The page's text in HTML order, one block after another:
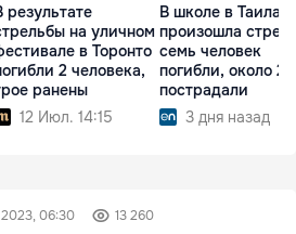
результате
на уличном
в Торонто
2 человека,
ранены
12 Июл. 14:15
В школе в
произошла
семь человек
погибли, около 20
пострадали
3 дня назад
2023, 06:30 13 260